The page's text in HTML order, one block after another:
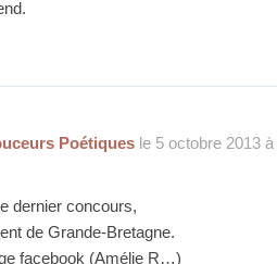
Poétiques le 5 octobre 2013
dernier concours,
de Grande-Bretagne.
facebook (Amélie R…)